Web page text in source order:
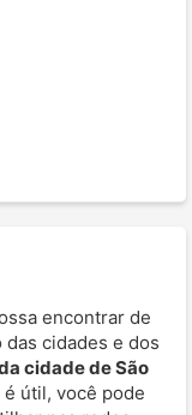
encontrar de
cidades e dos
cidade de São
é útil, você pode